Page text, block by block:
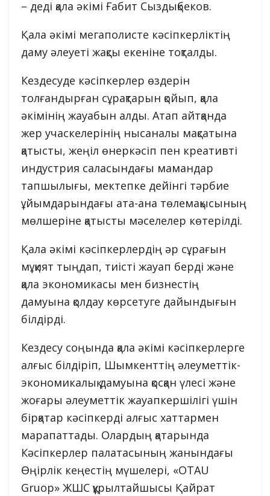
– деді қала әкімі Ғабит Сыздықбеков.
Қала әкімі мегаполисте кәсіпкерліктің
даму әлеуеті жақсы екеніне тоқталды.
Кездесуде кәсіпкерлер өздерін
толғандырған сұрақтарын қойып, қала
әкімінің жауабын алды. Атап айтқанда
жер учаскелерінің нысаналы мақсатына
қатысты, жеңіл өнеркәсіп пен креативті
индустрия саласындағы мамандар
тапшылығы, мектепке дейінгі тәрбие
ұйымдарындағы ата-ана төлемақысының
мөлшеріне қатысты мәселелер көтерілді.
Қала әкімі кәсіпкерлердің әр сұрағын
мұқият тыңдап, тиісті жауап берді және
қала экономикасы мен бизнестің
дамуына қолдау көрсетуге дайындығын
білдірді.
Кездесу соңында қала әкімі кәсіпкерлерге
алғыс білдіріп, Шымкенттің әлеуметтік-
экономикалық дамуына қосқан үлесі және
жоғары әлеуметтік жауапкершілігі үшін
бірқатар кәсіпкерді алғыс хаттармен
марапаттады. Олардың қатарында
Кәсіпкерлер палатасының жанындағы
Өңірлік кеңестің мүшелері, «OTAU
Gruop» ЖШС құрылтайшысы Қайрат